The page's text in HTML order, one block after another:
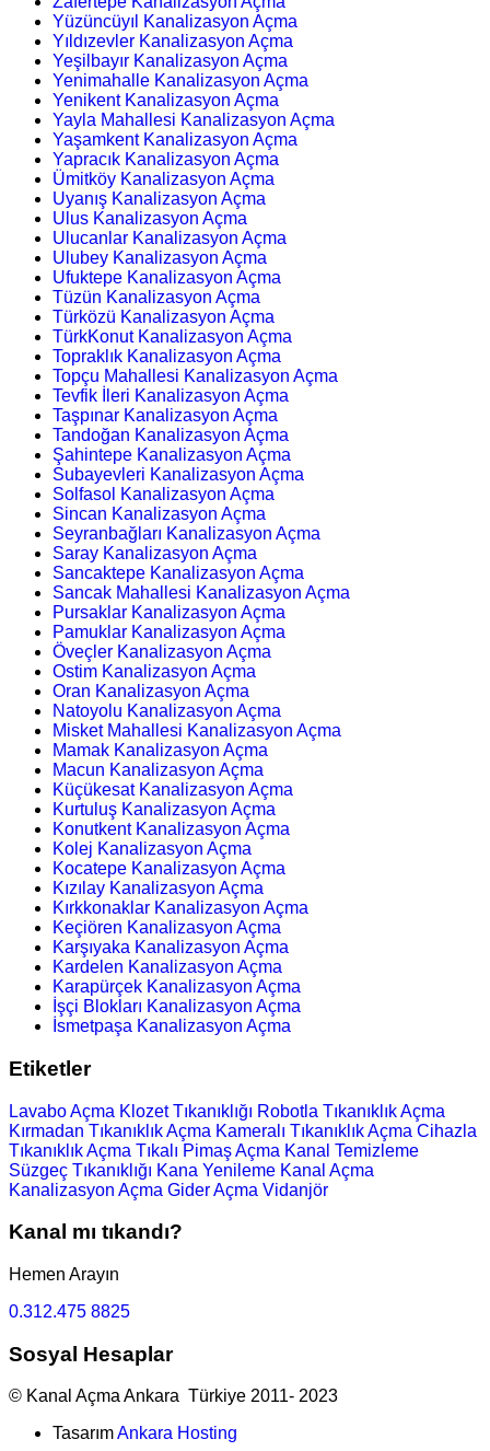
Yüzüncüyıl Kanalizasyon Açma
Yıldızevler Kanalizasyon Açma
Yeşilbayır Kanalizasyon Açma
Yenimahalle Kanalizasyon Açma
Yenikent Kanalizasyon Açma
Yayla Mahallesi Kanalizasyon Açma
Yaşamkent Kanalizasyon Açma
Yapracık Kanalizasyon Açma
Ümitköy Kanalizasyon Açma
Uyanış Kanalizasyon Açma
Ulus Kanalizasyon Açma
Ulucanlar Kanalizasyon Açma
Ulubey Kanalizasyon Açma
Ufuktepe Kanalizasyon Açma
Tüzün Kanalizasyon Açma
Türközü Kanalizasyon Açma
TürkKonut Kanalizasyon Açma
Topraklık Kanalizasyon Açma
Topçu Mahallesi Kanalizasyon Açma
Tevfik İleri Kanalizasyon Açma
Taşpınar Kanalizasyon Açma
Tandoğan Kanalizasyon Açma
Şahintepe Kanalizasyon Açma
Subayevleri Kanalizasyon Açma
Solfasol Kanalizasyon Açma
Sincan Kanalizasyon Açma
Seyranbağları Kanalizasyon Açma
Saray Kanalizasyon Açma
Sancaktepe Kanalizasyon Açma
Sancak Mahallesi Kanalizasyon Açma
Pursaklar Kanalizasyon Açma
Pamuklar Kanalizasyon Açma
Öveçler Kanalizasyon Açma
Ostim Kanalizasyon Açma
Oran Kanalizasyon Açma
Natoyolu Kanalizasyon Açma
Misket Mahallesi Kanalizasyon Açma
Mamak Kanalizasyon Açma
Macun Kanalizasyon Açma
Küçükesat Kanalizasyon Açma
Kurtuluş Kanalizasyon Açma
Konutkent Kanalizasyon Açma
Kolej Kanalizasyon Açma
Kocatepe Kanalizasyon Açma
Kızılay Kanalizasyon Açma
Kırkkonaklar Kanalizasyon Açma
Keçiören Kanalizasyon Açma
Karşıyaka Kanalizasyon Açma
Kardelen Kanalizasyon Açma
Karapürçek Kanalizasyon Açma
İşçi Blokları Kanalizasyon Açma
İsmetpaşa Kanalizasyon Açma
Etiketler
Lavabo Açma Klozet Tıkanıklığı Robotla Tıkanıklık Açma
Kırmadan Tıkanıklık Açma Kameralı Tıkanıklık Açma Cihazla
Tıkanıklık Açma Tıkalı Pimaş Açma Kanal Temizleme
Süzgeç Tıkanıklığı Kana Yenileme Kanal Açma
Kanalizasyon Açma Gider Açma Vidanjör
Kanal mı tıkandı?
Hemen Arayın
0.312.475 8825
Sosyal Hesaplar
© Kanal Açma Ankara Türkiye 2011- 2023
TasarımAnkara Hosting